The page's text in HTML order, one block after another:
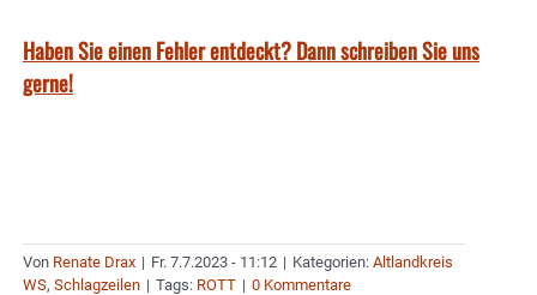
Haben Sie einen Fehler entdeckt? Dann schreiben Sie uns
gerne!
Von Renate Drax | Fr. 7.7.2023 - 11:12 | Kategorien: Altlandkreis
WS, Schlagzeilen | Tags: ROTT | 0 Kommentare